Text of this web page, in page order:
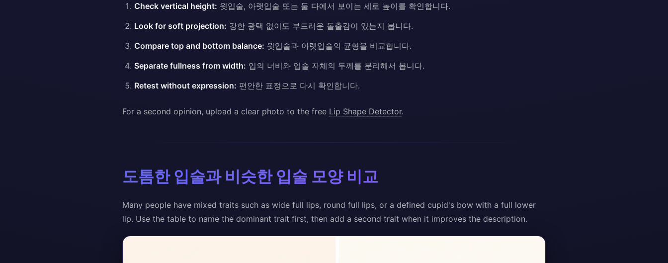
Check vertical height: 윗입술, 아랫입술 또는 둘 다에서 보이는 세로 높이를 확인합니다.
Look for soft projection: 강한 광택 없이도 부드러운 돌출감이 있는지 봅니다.
Compare top and bottom balance: 윗입술과 아랫입술의 균형을 비교합니다.
Separate fullness from width: 입의 너비와 입술 자체의 두께를 분리해서 봅니다.
Retest without expression: 편안한 표정으로 다시 확인합니다.
For a second opinion, upload a clear photo to the free Lip Shape Detector.
도톰한 입술과 비슷한 입술 모양 비교
Many people have mixed traits such as wide full lips, round full lips, or a defined cupid's bow with a full lower
lip. Use the table to name the dominant trait first, then add a second trait when it improves the description.